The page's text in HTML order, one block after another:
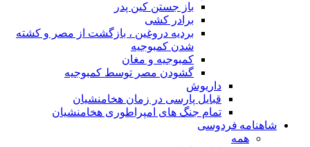
باز جستن کین پدر
برادر کشی
بردیه دروغین ، بازگشت از مصر و کشته
شدن کمبوجیه
کمبوجیه و مغان
گشودن مصر توسط کمبوجیه
داریوش
قبایل پارسی در زمان هخامنشیان
تمام جنگ های امپراطوری هخامنشیان
شاهنامه فردوسی
همه